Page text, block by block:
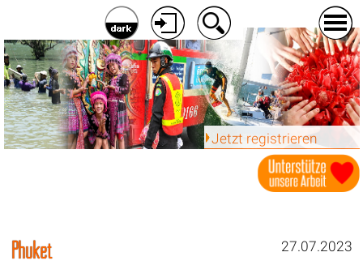
Jetzt registrieren
27.07.2023
Phuket